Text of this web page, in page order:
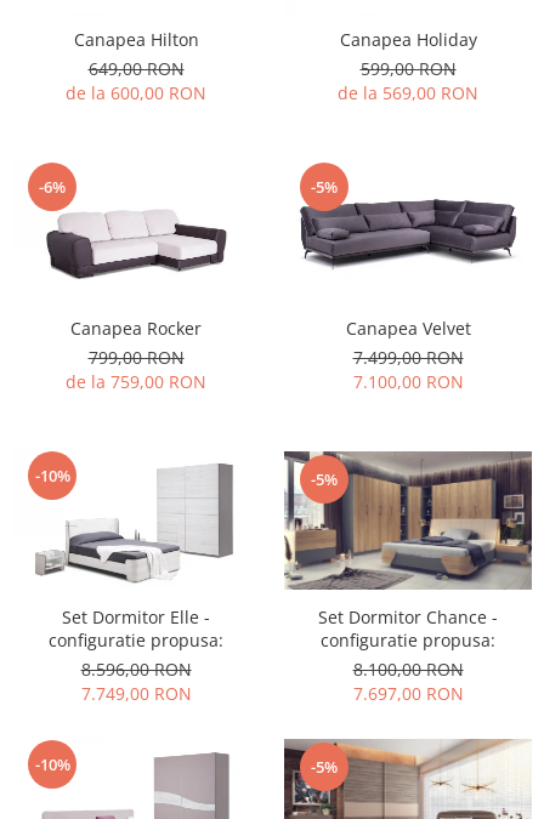
Canapea Hilton
649,00 RON
de la 600,00 RON
Canapea Holiday
599,00 RON
de la 569,00 RON
-6%
Canapea Rocker
799,00 RON
de la 759,00 RON
-5%
Canapea Velvet
7.499,00 RON
7.100,00 RON
-10%
Set Dormitor Elle -
configuratie propusa:
8.596,00 RON
7.749,00 RON
-5%
Set Dormitor Chance -
configuratie propusa:
8.100,00 RON
7.697,00 RON
-10% -5%